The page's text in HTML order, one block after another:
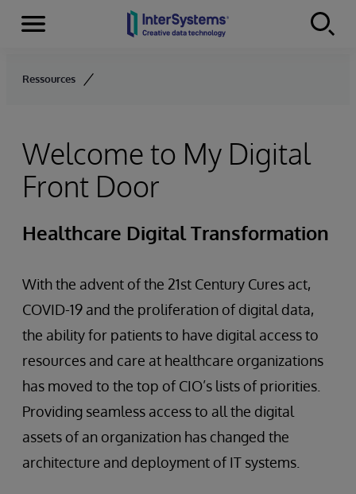
Skip to content
Menu
Ressources
Welcome to My Digital
Front Door
Healthcare Digital Transformation
With the advent of the 21st Century Cures act,
COVID-19 and the proliferation of digital data,
the ability for patients to have digital access to
resources and care at healthcare organizations
has moved to the top of CIO’s lists of priorities.
Providing seamless access to all the digital
assets of an organization has changed the
architecture and deployment of IT systems.